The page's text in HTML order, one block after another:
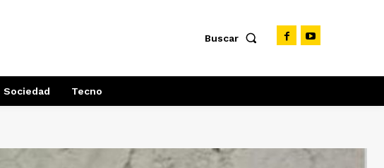
Buscar
Sociedad Tecno